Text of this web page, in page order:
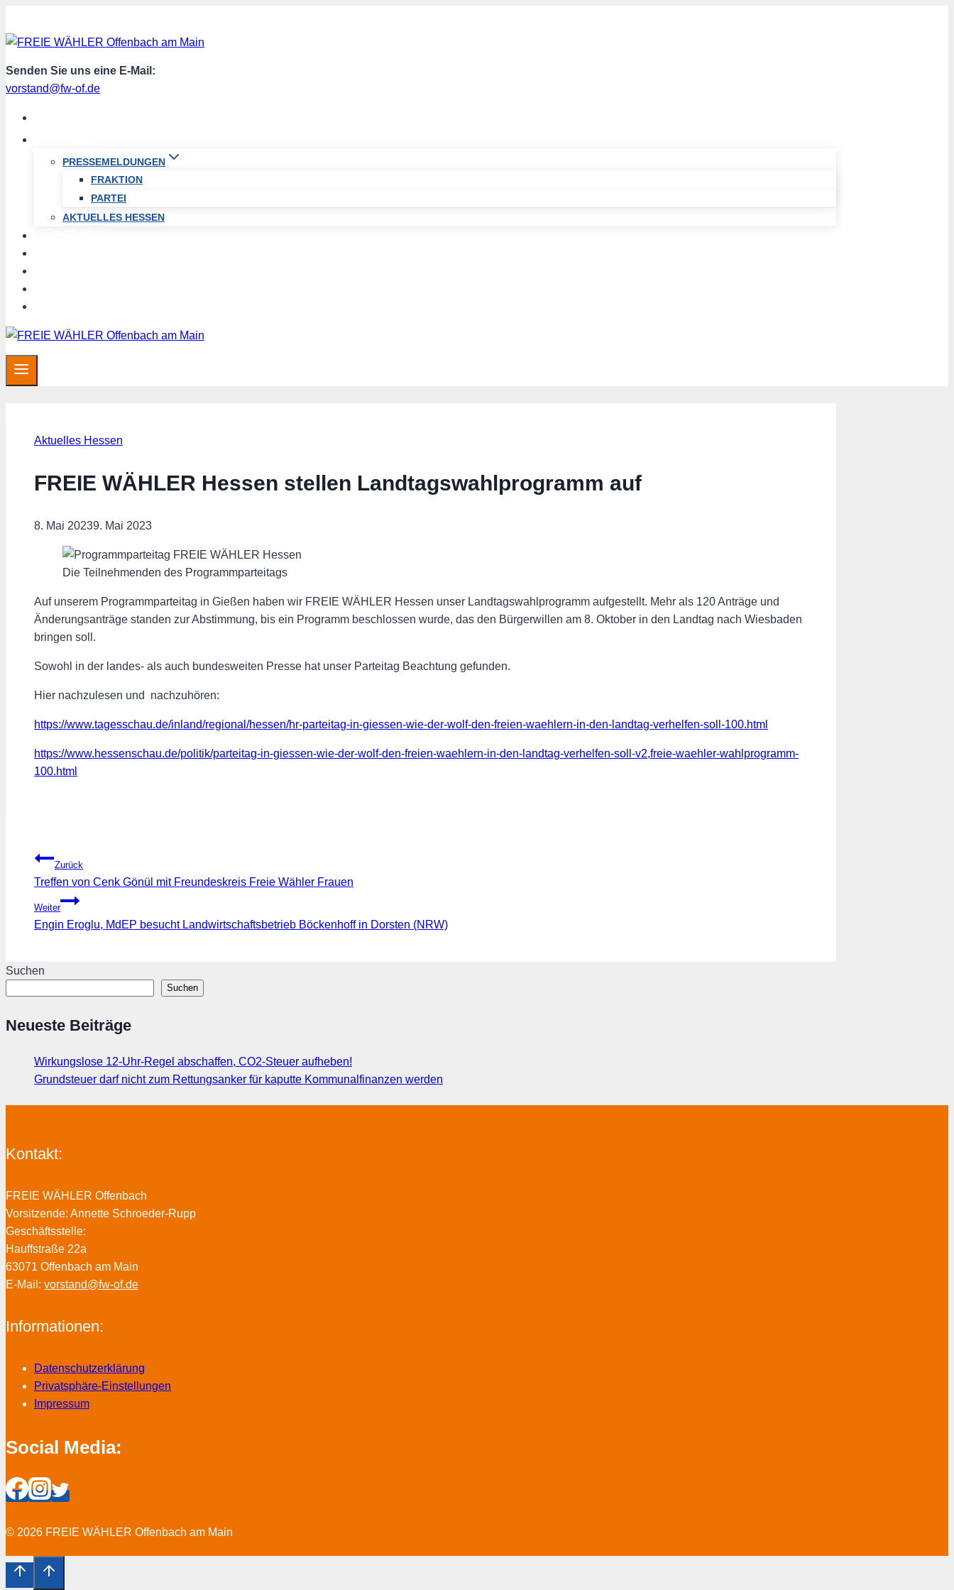
Inhalt
springen
Senden Sie uns eine E-Mail:
vorstand@fw-of.de
PRESSEMELDUNGEN
FRAKTION
PARTEI
AKTUELLES HESSEN
Aktuelles Hessen
FREIE WÄHLER Hessen stellen Landtagswahlprogramm auf
8. Mai 20239. Mai 2023
Die Teilnehmenden des Programmparteitags
Auf unserem Programmparteitag in Gießen haben wir FREIE WÄHLER Hessen unser Landtagswahlprogramm aufgestellt. Mehr als 120 Anträge und
Änderungsanträge standen zur Abstimmung, bis ein Programm beschlossen wurde, das den Bürgerwillen am 8. Oktober in den Landtag nach Wiesbaden
bringen soll.
Sowohl in der landes- als auch bundesweiten Presse hat unser Parteitag Beachtung gefunden.
Hier nachzulesen und nachzuhören:
https://www.tagesschau.de/inland/regional/hessen/hr-parteitag-in-giessen-wie-der-wolf-den-freien-waehlern-in-den-landtag-verhelfen-soll-100.html
https://www.hessenschau.de/politik/parteitag-in-giessen-wie-der-wolf-den-freien-waehlern-in-den-landtag-verhelfen-soll-v2,freie-waehler-wahlprogramm-
100.html
Beitragsnavigation
Zurück
Treffen von Cenk Gönül mit Freundeskreis Freie Wähler Frauen
Weiter
Engin Eroglu, MdEP besucht Landwirtschaftsbetrieb Böckenhoff in Dorsten (NRW)
Suchen
Suchen
Neueste Beiträge
Wirkungslose 12-Uhr-Regel abschaffen, CO2-Steuer aufheben!
Grundsteuer darf nicht zum Rettungsanker für kaputte Kommunalfinanzen werden
Kontakt:
FREIE WÄHLER Offenbach
Vorsitzende: Annette Schroeder-Rupp
Geschäftsstelle:
Hauffstraße 22a
63071 Offenbach am Main
E-Mail: vorstand@fw-of.de
Informationen:
Datenschutzerklärung
Privatsphäre-Einstellungen
Impressum
Social Media:
© 2026 FREIE WÄHLER Offenbach am Main